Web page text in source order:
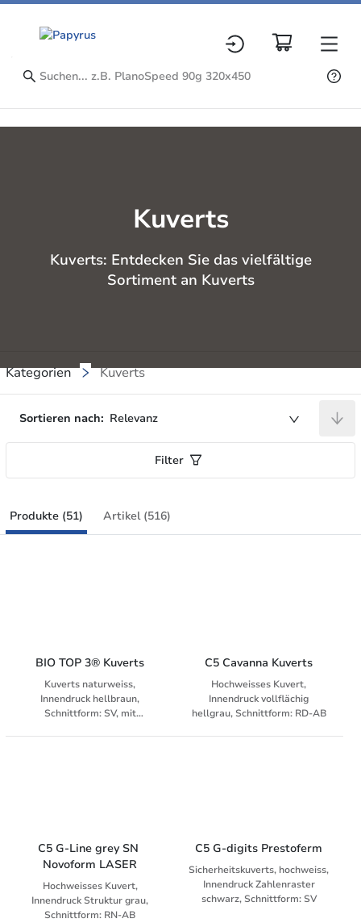
Kuverts
Kuverts: Entdecken Sie das vielfältige
Sortiment an Kuverts
Kategorien Kuverts
Sortieren nach: Relevanz
Filter
Produkte (51) Artikel (516)
BIO TOP 3® Kuverts
Kuverts naturweiss,
Innendruck hellbraun,
Schnittform: SV, mit
C5 Cavanna Kuverts
Hochweisses Kuvert,
Innendruck vollflächig
hellgrau, Schnittform: RD-AB
C5 G-Line grey SN
Novoform LASER
Hochweisses Kuvert,
Innendruck Struktur grau,
Schnittform: RN-AB
C5 G-digits Prestoferm
Sicherheitskuverts, hochweiss,
Innendruck Zahlenraster
schwarz, Schnittform: SV